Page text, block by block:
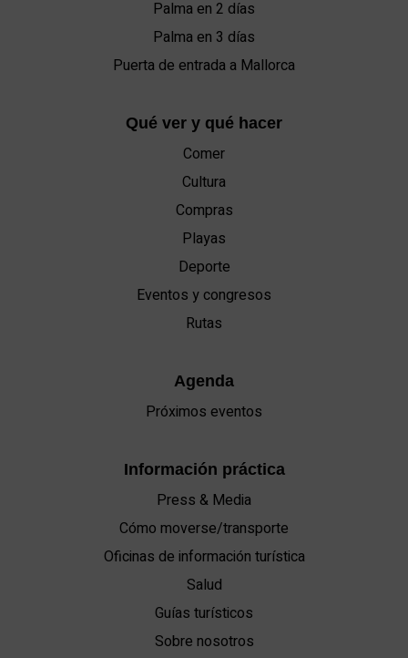
Palma en 2 días
Palma en 3 días
Puerta de entrada a Mallorca
Qué ver y qué hacer
Comer
Cultura
Compras
Playas
Deporte
Eventos y congresos
Rutas
Agenda
Próximos eventos
Información práctica
Press & Media
Cómo moverse/transporte
Oficinas de información turística
Salud
Guías turísticos
Sobre nosotros